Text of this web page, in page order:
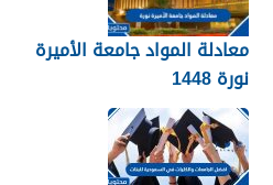
معادلة المواد جامعة الأميرة
نورة 1448